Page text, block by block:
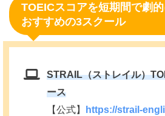
TOEICスコアを短期間で劇
おすすめの3スクール
STRAIL（ストレイル）
ース
【公式】
https://strail-